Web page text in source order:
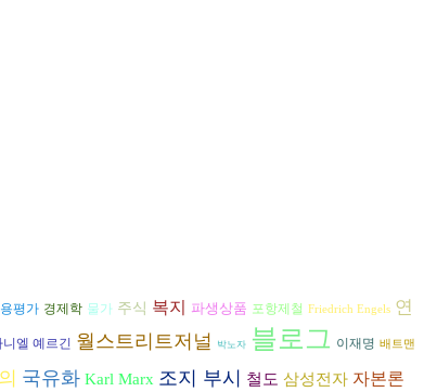
평가 경제학 물가 주식 복지 파생상품 포항제철 Friedrich Engels 연
니엘 예르긴 월스트리트저널 박노자 블로그 이재명 배트맨
국유화 Karl Marx 조지 부시 철도 삼성전자 자본론